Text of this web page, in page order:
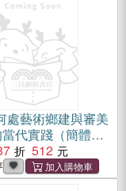
處藝術鄉建與審美
代實踐（簡體
512